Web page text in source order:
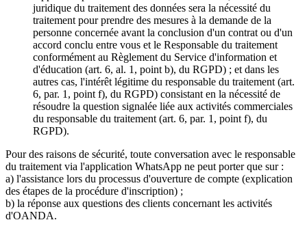
juridique du traitement des données sera la nécessité du
traitement pour prendre des mesures à la demande de la
personne concernée avant la conclusion d'un contrat ou d'un
accord conclu entre vous et le Responsable du traitement
conformément au Règlement du Service d'information et
d'éducation (art. 6, al. 1, point b), du RGPD) ; et dans les
autres cas, l'intérêt légitime du responsable du traitement (art.
6, par. 1, point f), du RGPD) consistant en la nécessité de
résoudre la question signalée liée aux activités commerciales
du responsable du traitement (art. 6, par. 1, point f), du
RGPD).
Pour des raisons de sécurité, toute conversation avec le responsable
du traitement via l'application WhatsApp ne peut porter que sur :
a) l'assistance lors du processus d'ouverture de compte (explication
des étapes de la procédure d'inscription) ;
b) la réponse aux questions des clients concernant les activités
d'OANDA.